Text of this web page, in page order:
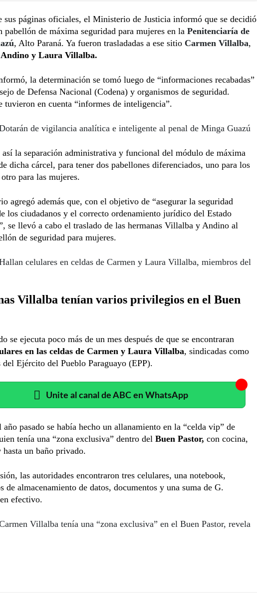
sus páginas oficiales, el Ministerio de Justicia informó que se decidió
pabellón de máxima seguridad para mujeres en la Penitenciaría de
, Alto Paraná. Ya fueron trasladadas a ese sitio Carmen Villalba,
y Laura Villalba.
la determinación se tomó luego de “informaciones recabadas”
de Defensa Nacional (Codena) y organismos de seguridad.
tuvieron en cuenta “informes de inteligencia”.
de vigilancia analítica e inteligente al penal de Minga Guazú
así la separación administrativa y funcional del módulo de máxima
dicha cárcel, para tener dos pabellones diferenciados, uno para los
para las mujeres.
agregó además que, con el objetivo de “asegurar la seguridad
los ciudadanos y el correcto ordenamiento jurídico del Estado
se llevó a cabo el traslado de las hermanas Villalba y Andino al
de seguridad para mujeres.
celulares en celdas de Carmen y Laura Villalba, miembros del
Villalba tenían varios privilegios en el Buen
se ejecuta poco más de un mes después de que se encontraran
en las celdas de Carmen y Laura Villalba, sindicadas como
del Ejército del Pueblo Paraguayo (EPP).
Unite al canal de ABC en WhatsApp
año pasado se había hecho un allanamiento en la “celda vip” de
tenía una “zona exclusiva” dentro del Buen Pastor, con cocina,
un baño privado.
las autoridades encontraron tres celulares, una notebook,
de almacenamiento de datos, documentos y una suma de G.
efectivo.
Villalba tenía una “zona exclusiva” en el Buen Pastor, revela